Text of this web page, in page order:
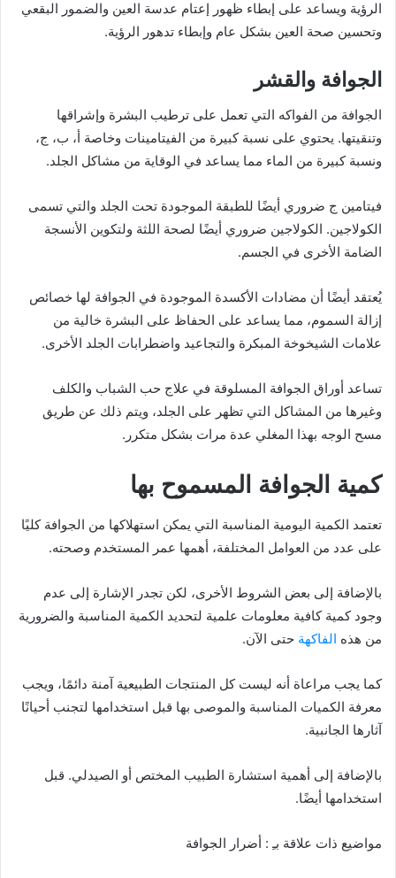
الرؤية ويساعد على إبطاء ظهور إعتام عدسة العين والضمور البقعي
وتحسين صحة العين بشكل عام وإبطاء تدهور الرؤية.
الجوافة والقشر
الجوافة من الفواكه التي تعمل على ترطيب البشرة وإشراقها
وتنقيتها. يحتوي على نسبة كبيرة من الفيتامينات وخاصة أ، ب، ج،
ونسبة كبيرة من الماء مما يساعد في الوقاية من مشاكل الجلد.
فيتامين ج ضروري أيضًا للطبقة الموجودة تحت الجلد والتي تسمى
الكولاجين. الكولاجين ضروري أيضًا لصحة اللثة ولتكوين الأنسجة
الضامة الأخرى في الجسم.
يُعتقد أيضًا أن مضادات الأكسدة الموجودة في الجوافة لها خصائص
إزالة السموم، مما يساعد على الحفاظ على البشرة خالية من
علامات الشيخوخة المبكرة والتجاعيد واضطرابات الجلد الأخرى.
تساعد أوراق الجوافة المسلوقة في علاج حب الشباب والكلف
وغيرها من المشاكل التي تظهر على الجلد، ويتم ذلك عن طريق
مسح الوجه بهذا المغلي عدة مرات بشكل متكرر.
كمية الجوافة المسموح بها
تعتمد الكمية اليومية المناسبة التي يمكن استهلاكها من الجوافة كليًا
على عدد من العوامل المختلفة، أهمها عمر المستخدم وصحته.
بالإضافة إلى بعض الشروط الأخرى، لكن تجدر الإشارة إلى عدم
وجود كمية كافية معلومات علمية لتحديد الكمية المناسبة والضرورية
من هذه الفاكهة حتى الآن.
كما يجب مراعاة أنه ليست كل المنتجات الطبيعية آمنة دائمًا، ويجب
معرفة الكميات المناسبة والموصى بها قبل استخدامها لتجنب أحيانًا
آثارها الجانبية.
بالإضافة إلى أهمية استشارة الطبيب المختص أو الصيدلي. قبل
استخدامها أيضًا.
مواضيع ذات علاقة بـِ : أضرار الجوافة